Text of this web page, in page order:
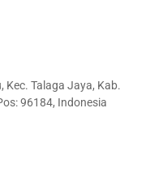
Kec. Talaga Jaya, Kab.
96184, Indonesia